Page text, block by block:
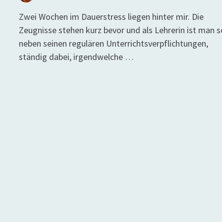
Zwei Wochen im Dauerstress liegen hinter mir. Die
Zeugnisse stehen kurz bevor und als Lehrerin ist man
neben seinen regulären Unterrichtsverpflichtungen,
ständig dabei, irgendwelche …